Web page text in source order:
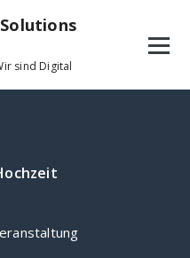
sind Digital